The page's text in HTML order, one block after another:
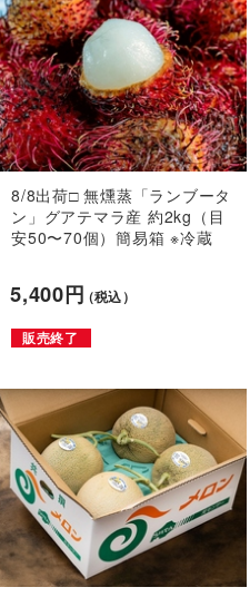
8/8出荷□ 無燻蒸「ランブータ
ン」グアテマラ産 約2kg（目
安50〜70個）簡易箱 ※冷蔵
5,400円（税込）
販売終了